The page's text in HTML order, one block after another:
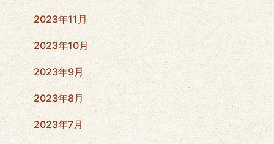
2023年11月
2023年10月
2023年9月
2023年8月
2023年7月